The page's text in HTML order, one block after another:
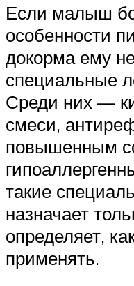
Если малыш
особенности
докорма ему
специальные
Среди них —
смеси,
повышенным
такие
назначает
определяет,
применять.